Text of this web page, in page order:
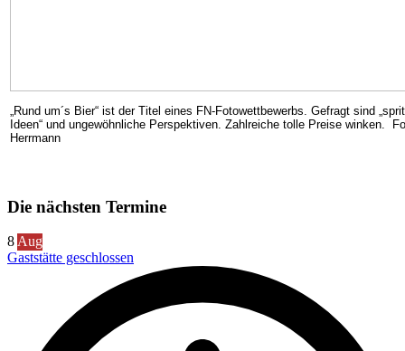
„Rund um´s Bier“ ist der Titel eines FN-Fotowettbewerbs. Gefragt sind
Ideen“ und ungewöhnliche Perspektiven. Zahlreiche tolle Preise winken.
Herrmann
Die nächsten Termine
8Aug
Gaststätte geschlossen